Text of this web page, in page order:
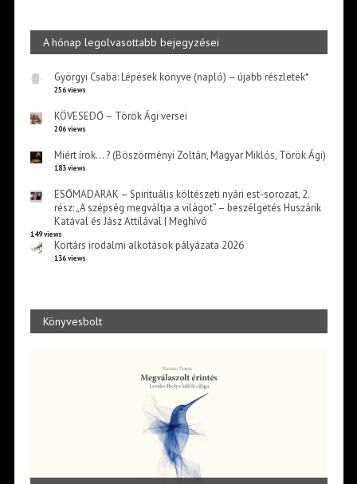
A hónap legolvasottabb bejegyzései
Györgyi Csaba: Lépések könyve (napló) – újabb részletek*
256 views
KÖVESEDŐ – Török Ági versei
206 views
Miért írok… ? (Böszörményi Zoltán, Magyar Miklós, Török Ági)
183 views
ESŐMADARAK – Spirituális költészeti nyári est-sorozat, 2.
rész: „A szépség megváltja a világot” – beszélgetés Huszárik
Katával és Jász Attilával | Meghívó
149 views
Kortárs irodalmi alkotások pályázata 2026
136 views
Könyvesbolt